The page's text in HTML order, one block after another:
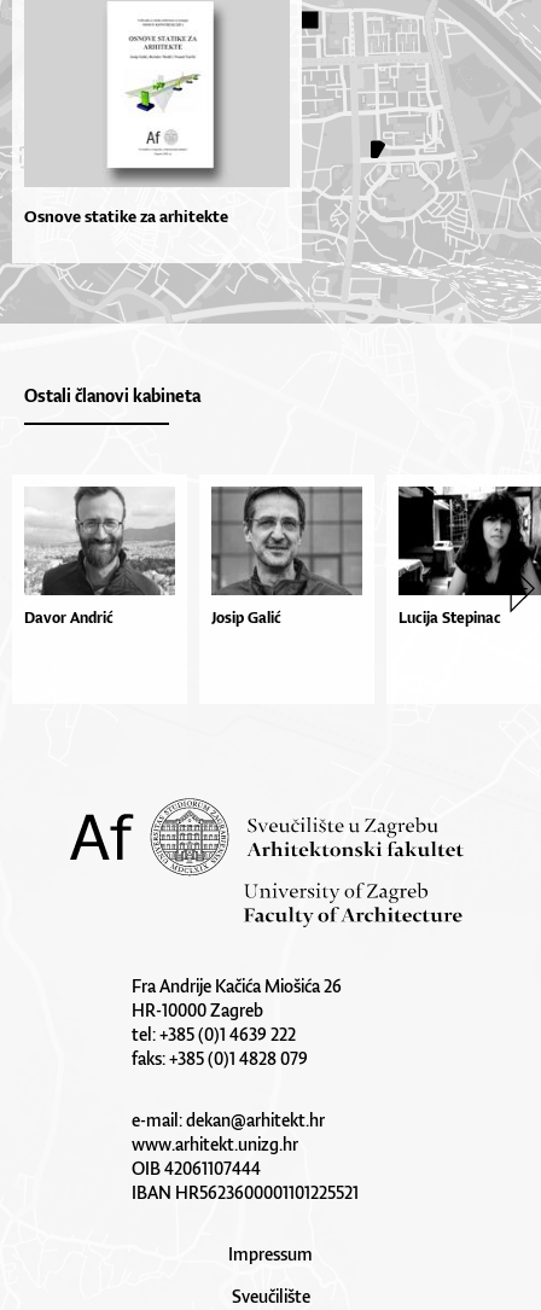
Osnove statike za arhitekte
Ostali članovi kabineta
Davor Andrić Josip Galić Lucija Stepinac
Fra Andrije Kačića Miošića 26
HR-10000 Zagreb
tel: +385 (0)1 4639 222
faks: +385 (0)1 4828 079
e-mail:dekan@arhitekt.hr
www.arhitekt.unizg.hr
OIB 42061107444
IBAN HR5623600001101225521
Impressum
Sveučilište